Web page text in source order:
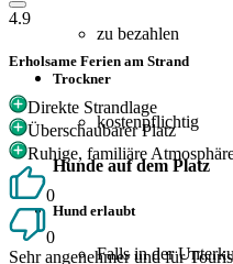
zu bezahlen
Trockner
kostenpflichtig
Hunde auf dem Platz
Hund erlaubt
Falls in der
4.9
Erholsame Ferien am Strand
Direkte Strandlage
Überschaubarer Platz
Ruhige, familiäre
0
0
Sehr angenehmer und für